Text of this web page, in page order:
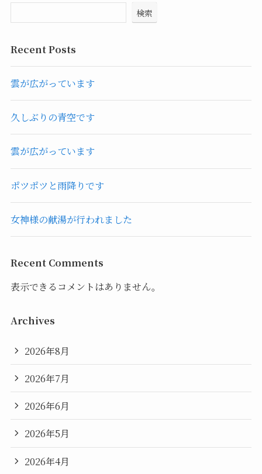
検索
Recent Posts
雲が広がっています
久しぶりの青空です
雲が広がっています
ポツポツと雨降りです
女神様の献湯が行われました
Recent Comments
表示できるコメントはありません。
Archives
2026年8月
2026年7月
2026年6月
2026年5月
2026年4月